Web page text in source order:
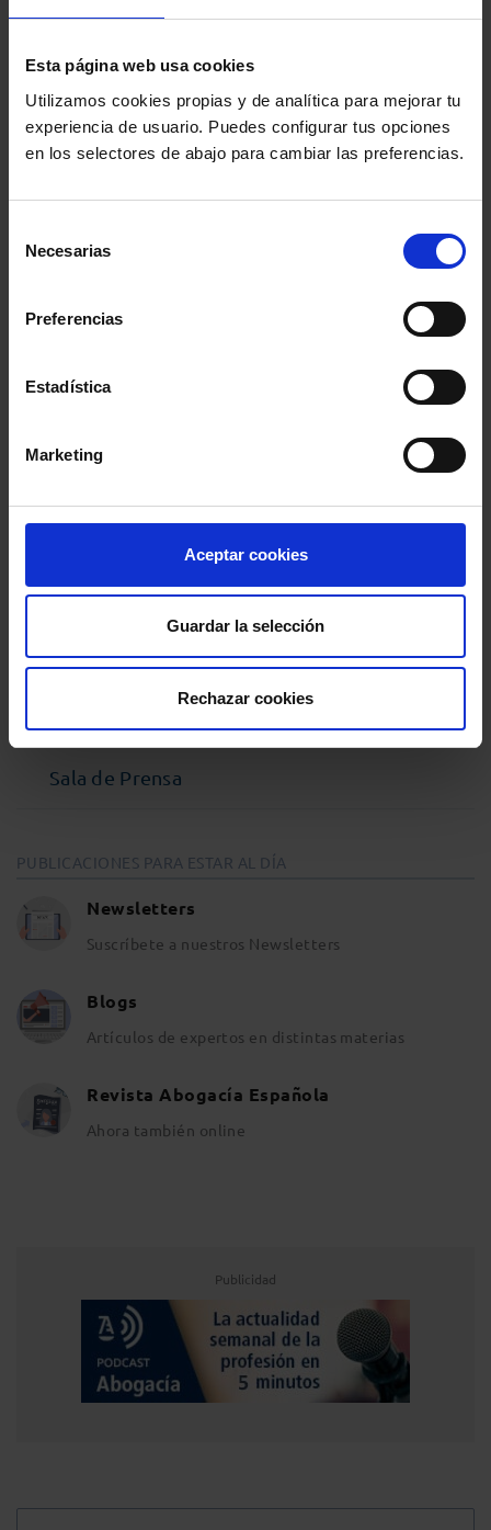
Esta página web usa cookies
Utilizamos cookies propias y de analítica para mejorar tu
experiencia de usuario. Puedes configurar tus opciones
en los selectores de abajo para cambiar las preferencias.
Necesarias
Preferencias
Estadística
Marketing
Aceptar cookies
Guardar la selección
Rechazar cookies
provincia de Cádiz quiso destacar que no se
corresponde con la realidad la alarma social creada en
torno a este tema del control de horario, por lo que
valor los beneficios de la medida.
Comparte:
MENÚ
Noticias
Podcast Abogacía
Agenda
Sala de Prensa
PUBLICACIONES PARA ESTAR AL DÍA
Newsletters
Suscríbete a nuestros Newsletters
Blogs
Artículos de expertos en distintas materias
Revista Abogacía Española
Ahora también online
Publicidad